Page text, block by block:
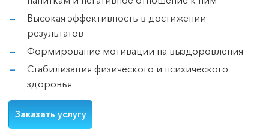
Высокая эффективность в достижении
результатов
Формирование мотивации на выздоровления
Стабилизация физического и психического
здоровья.
Заказать услугу